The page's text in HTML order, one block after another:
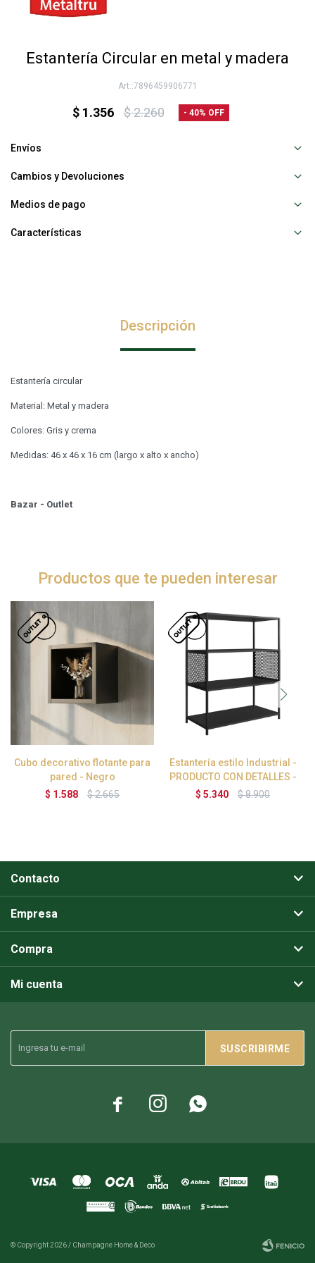
Estantería Circular en metal y madera
7896459906771
$ 1.356 $2.260 40
Envíos
Cambios y Devoluciones
Medios de pago
Características
Descripción
Estantería circular
Material: Metal y madera
Colores: Gris y crema
Medidas: 46 x 46 x 16 cm (largo x alto x ancho)
Bazar - Outlet
Productos que te pueden interesar
Cubo decorativo flotante para
pared - Negro
$ 1.588 $2.665
Estantería estilo Industrial -
PRODUCTO CON DETALLES -
$ 5.340 $8.900
SUSCRIBIRME
  
Contacto
Empresa
Compra
Mi cuenta
© Copyright 2026 / Champagne Home & Deco